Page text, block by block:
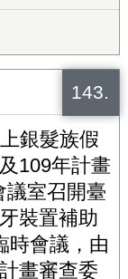
143.
銀髮族假
109年計畫
議室召開臺
裝置補助
時會議，由
畫審查委